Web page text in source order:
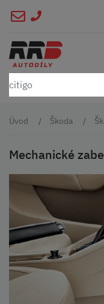
Úvod Škoda
Mechanické